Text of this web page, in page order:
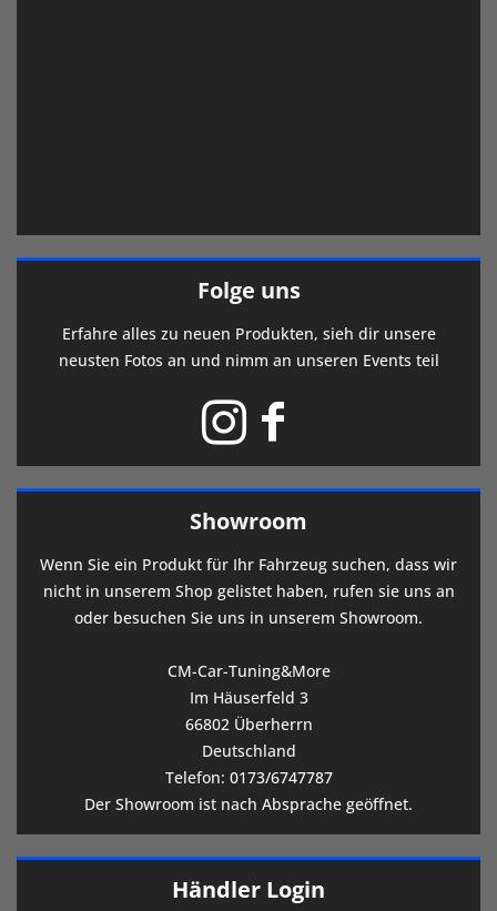
Folge uns
Erfahre alles zu neuen Produkten, sieh dir unsere
neusten Fotos an und nimm an unseren Events teil
Showroom
Wenn Sie ein Produkt für Ihr Fahrzeug suchen, dass wir
nicht in unserem Shop gelistet haben, rufen sie uns an
oder besuchen Sie uns in unserem Showroom.
CM-Car-Tuning&More
Im Häuserfeld 3
66802 Überherrn
Deutschland
Telefon: 0173/6747787
Der Showroom ist nach Absprache geöffnet.
Händler Login